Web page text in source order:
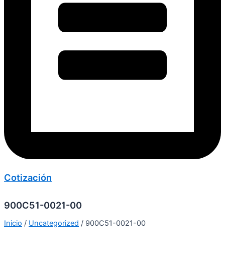
Cotización
900C51-0021-00
Inicio / Uncategorized / 900C51-0021-00